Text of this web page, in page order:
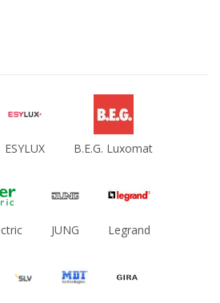
ESYLUX B.E.G. Luxomat
JUNG Legrand